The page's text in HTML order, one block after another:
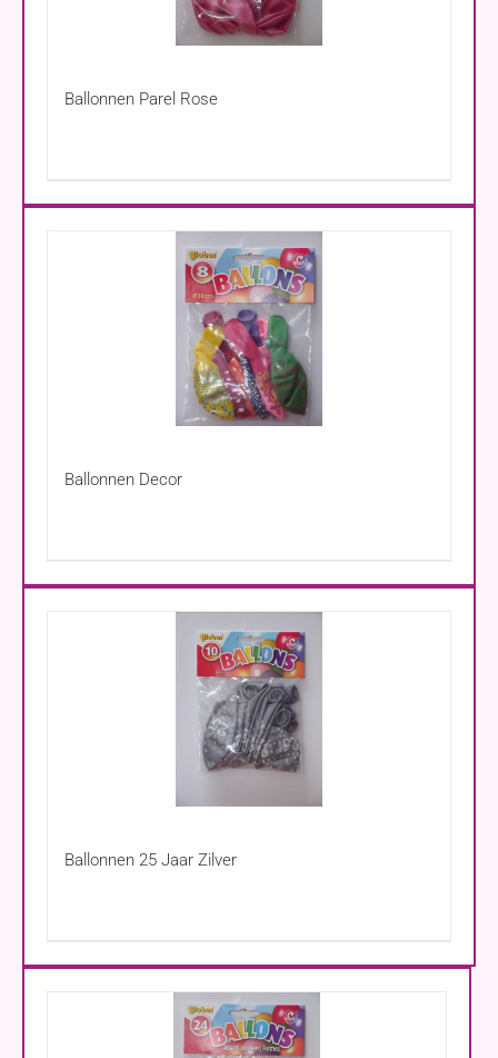
Ballonnen Parel Rose
Ballonnen Decor
Ballonnen 25 Jaar Zilver